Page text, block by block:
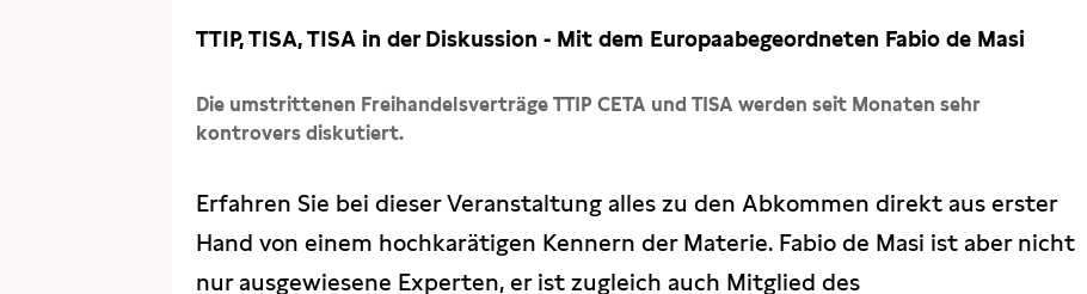
TTIP, TISA, TISA in der Diskussion - Mit dem Europaabegeordneten Fabio de Masi
Die umstrittenen Freihandelsverträge TTIP CETA und TISA werden seit Monaten sehr
kontrovers diskutiert.
Erfahren Sie bei dieser Veranstaltung alles zu den Abkommen direkt aus erster
Hand von einem hochkarätigen Kennern der Materie. Fabio de Masi ist aber nicht
nur ausgewiesene Experten, er ist zugleich auch Mitglied des